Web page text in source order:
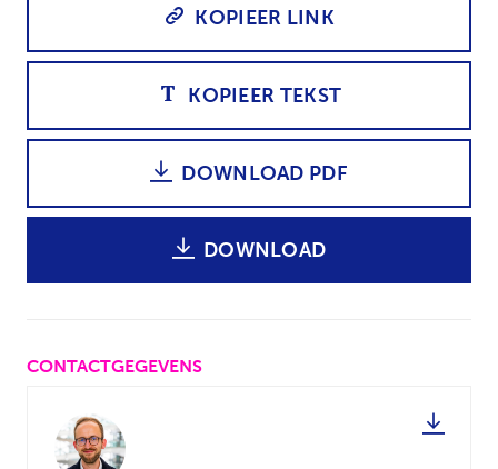
KOPIEER LINK
KOPIEER TEKST
DOWNLOAD PDF
DOWNLOAD
CONTACTGEGEVENS